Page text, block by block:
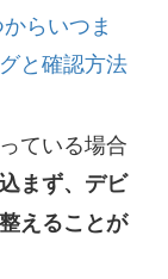
らいつま
と確認方法
ている場合
まず、デビ
えることが